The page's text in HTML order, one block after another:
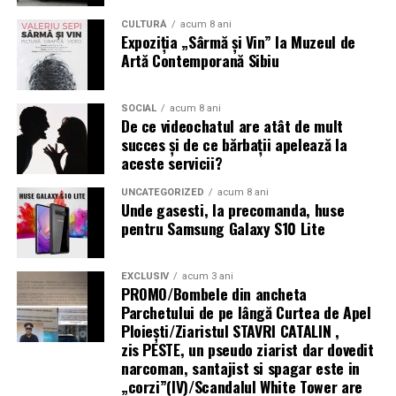
Tratamentul medicamentos — ajutor sau obstacol în
infertilitate?
Tratamentul hormonal al endometriozei
(contraceptive, progestative, analogi GnRH)
îmbunătățește fertilitateași nu trebuie recomandat cu
scopul de a crește șansele de sarcină. Suprimarea
hormonală oprește funcția ovariană și, implicit, orice
posibilitate de concepție pe durata tratamentului.
Analogii GnRH sunt folosiți uneoripreoperatorpentru
a reduce volumul și vascularizația leziunilor (facilitând
chirurgia), sau
postoperatorpentru a preveni recurența
— dar nu ca tratament de fertilitate în sine.
Mesajul final pentru femeile cu endometrioză și
dorința de sarcină
Operațiuni de ajutor umanitar în zone fără
infrastructură energetică
„Există un decalaj
structural între
cerințele actuale ale
fondurilor europene —
care impun
echipamente 100%
electrice — și
capacitatea reală a
infrastructurii de a livra
CULTURĂ acum 8 ani
Expoziția „Sârmă și Vin” la Muzeul de
Artă Contemporană Sibiu
SOCIAL acum 8 ani
De ce videochatul are atât de mult
succes și de ce bărbații apelează la
aceste servicii?
UNCATEGORIZED acum 8 ani
Unde gasesti, la precomanda, huse
pentru Samsung Galaxy S10 Lite
EXCLUSIV acum 3 ani
PROMO/Bombele din ancheta
Parchetului de pe lângă Curtea de Apel
Ploieşti/Ziaristul STAVRI CATALIN ,
zis PESTE, un pseudo ziarist dar dovedit
narcoman, santajist si spagar este in
„corzi”(IV)/Scandalul White Tower are